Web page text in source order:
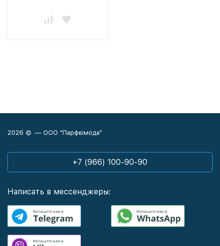
2026 © — ООО "Парфюмода"
+7 (966) 100-90-90
Написать в мессенджеры: